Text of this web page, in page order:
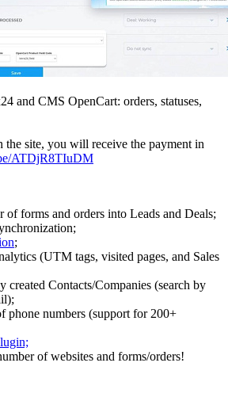
and CMS OpenCart: orders, statuses,
the site, you will receive the payment in
ATDjR8TIuDM
of forms and orders into Leads and Deals;
;
(UTM tags, visited pages, and Sales
created Contacts/Companies (search by
phone numbers (support for 200+
of websites and forms/orders!